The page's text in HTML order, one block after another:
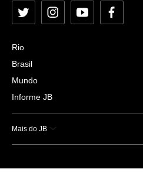
Twitter InstagramYouTubeFacebook
Rio
Brasil
Mundo
Informe JB
Mais do JB
Esportes